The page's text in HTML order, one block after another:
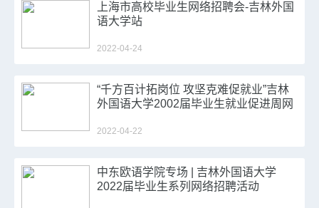
上海市高校毕业生网络招聘会-吉林外国
语大学站
2022-04-24
“千方百计拓岗位 攻坚克难促就业”吉林
外国语大学2002届毕业生就业促进周网
2022-04-22
中东欧语学院专场 | 吉林外国语大学
2022届毕业生系列网络招聘活动